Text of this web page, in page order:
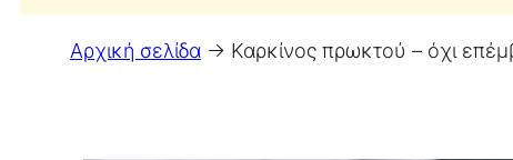
Αρχική σελίδα-> Καρκίνος πρωκτού – όχι